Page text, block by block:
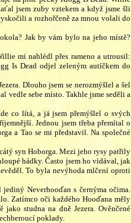
jsem zuby vztekem a když jsme šli
a rozhořčeně za mnou volali do
Jak by vám bylo na jeho místě?
mi nahlédl přes rameno a utrousil:
Is Dead odjel zeleným autíčkem do
Dlouho jsem se nerozmýšlel a šel
vedle sebe místo. Takhle jsme seděli a
co lítá, a já jsem přemýšlel o svých
Jednou jsem třeba přemítal o
a Tao se mi představil. Na společné
syn Hoborga. Mezi jeho rysy patřily
hádky. Často jsem ho vídával, jak
To byla nevýhoda mlčení oproti
Neverhooďan s černýma očima.
Zatímco oči každého Hooďana měly
studna na dně Jezera. Ověnčené
poklady.